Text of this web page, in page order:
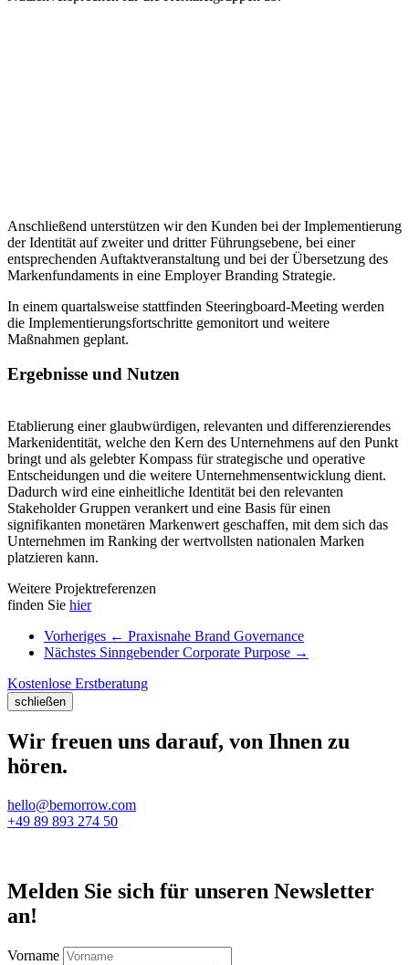
Anschließend unterstützen wir den Kunden bei der Implemen­tierung
der Identität auf zweiter und dritter Führungsebene, bei einer
entsprechenden Auftaktveranstaltung und bei der Übersetzung des
Markenfundaments in eine Employer Branding Strategie.
In einem quartalsweise statt­finden Steeringboard-Meeting werden
die Implementierungs­fortschritte gemonitort und weitere
Maßnahmen geplant.
Ergebnisse und Nutzen
Etablierung einer glaubwürdigen, relevanten und differenzierendes
Markenidentität, welche den Kern des Unternehmens auf den Punkt
bringt und als gelebter Kompass für strategische und operative
Entscheidungen und die weitere Unternehmensentwicklung dient.
Dadurch wird eine einheitliche Identität bei den relevanten
Stakeholder Gruppen verankert und eine Basis für einen
signifikanten monetären Markenwert geschaffen, mit dem sich das
Unternehmen im Ranking der wertvollsten nationalen Marken
platzieren kann.
Weitere Projektreferenzen
finden Sie hier
Vorheriges ← Praxisnahe Brand Governance
Nächstes Sinngebender Corporate Purpose →
Kostenlose Erstberatung
schließen
Wir freuen uns darauf, von Ihnen zu
hören.
hello@bemorrow.com
+49 89 893 274 50
Melden Sie sich für unseren Newsletter
an!
Vorname